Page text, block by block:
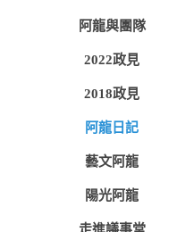
阿龍與團隊
2022政見
2018政見
阿龍日記
藝文阿龍
陽光阿龍